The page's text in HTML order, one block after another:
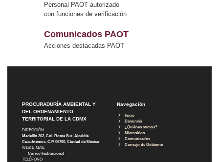
Personal PAOT autorizado
con funciones de verificación
Comunicados PAOT
Acciones destacadas PAOT
PROCURADURÍA AMBIENTAL Y
DEL ORDENAMIENTO
TERRITORIAL DE LA CDMX
DIRECCIÓN
Medellín 202, Col. Roma Sur, Alcaldía
Cuauhtémoc, C.P. 06700, Ciudad de México
WEB E-MAIL
Correo Institucional
TELÉFONO
Navegación
Inicio
Denuncia
¿Quiénes somos?
Micrositios
Comunicados
Consejo de Gobierno